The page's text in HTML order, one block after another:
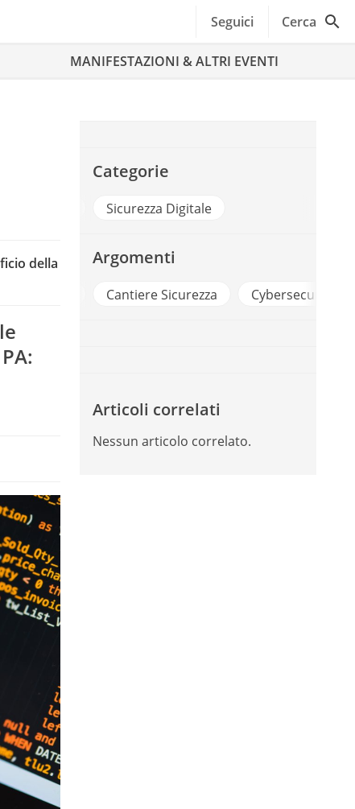
Seguici Cerca
MANIFESTAZIONI & ALTRI EVENTI
della
Categorie
Sicurezza Digitale
Argomenti
Cantiere Sicurezza Cybersecurity
Articoli correlati
Nessun articolo correlato.